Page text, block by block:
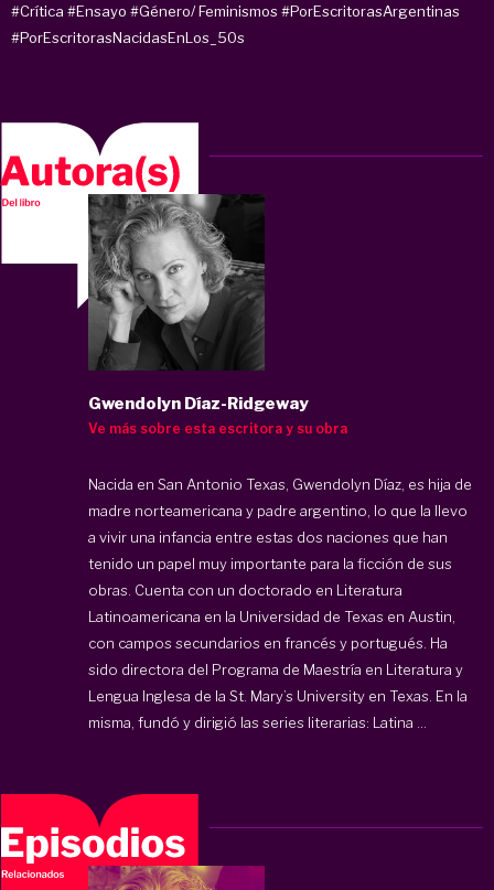
#Crítica #Ensayo #Género/ Feminismos #PorEscritorasArgentinas
#PorEscritorasNacidasEnLos_50s
Gwendolyn Díaz-Ridgeway
Ve más sobre esta escritora y su obra
Nacida en San Antonio Texas, Gwendolyn Díaz, es hija de
madre norteamericana y padre argentino, lo que la llevo
a vivir una infancia entre estas dos naciones que han
tenido un papel muy importante para la ficción de sus
obras. Cuenta con un doctorado en Literatura
Latinoamericana en la Universidad de Texas en Austin,
con campos secundarios en francés y portugués. Ha
sido directora del Programa de Maestría en Literatura y
Lengua Inglesa de la St. Mary’s University en Texas. En la
misma, fundó y dirigió las series literarias: Latina ...